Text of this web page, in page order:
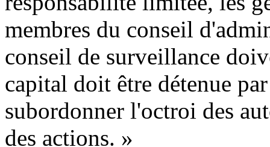
membres du conseil
conseil de surveillance
capital doit être détenue
subordonner l'octroi des
des actions. »